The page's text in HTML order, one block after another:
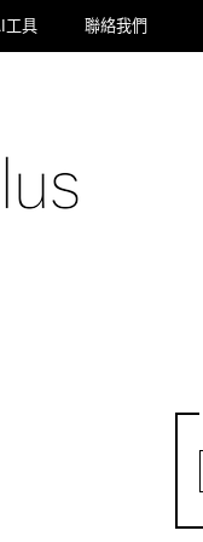
工具 聯絡我們